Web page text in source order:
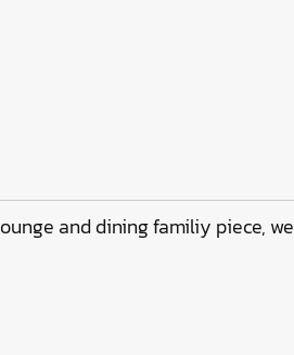
and dining familiy piece, we